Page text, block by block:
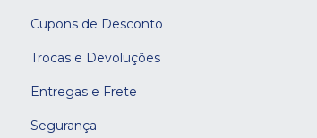
Cupons de Desconto
Trocas e Devoluções
Entregas e Frete
Segurança